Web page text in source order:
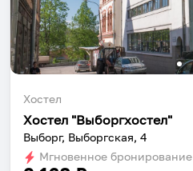
Хостел
Хостел "Выборгхостел"
Выборг, Выборгская, 4
Мгновенное бронирование